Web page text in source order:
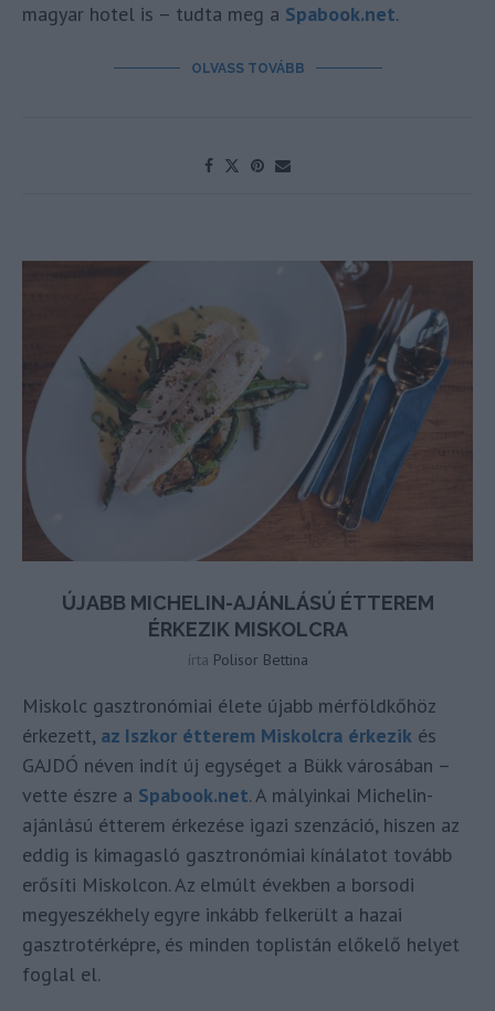
magyar hotel is – tudta meg a Spabook.net.
OLVASS TOVÁBB
ÚJABB MICHELIN-AJÁNLÁSÚ ÉTTEREM
ÉRKEZIK MISKOLCRA
írta Polisor Bettina
Miskolc gasztronómiai élete újabb mérföldkőhöz
érkezett, az Iszkor étterem Miskolcra érkezik és
GAJDÓ néven indít új egységet a Bükk városában –
vette észre a Spabook.net. A mályinkai Michelin-
ajánlású étterem érkezése igazi szenzáció, hiszen az
eddig is kimagasló gasztronómiai kínálatot tovább
erősíti Miskolcon. Az elmúlt években a borsodi
megyeszékhely egyre inkább felkerült a hazai
gasztrotérképre, és minden toplistán előkelő helyet
foglal el.